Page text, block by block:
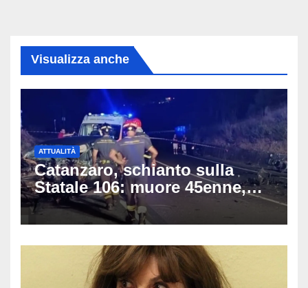
Visualizza anche
ATTUALITÀ
Catanzaro, schianto sulla
Statale 106: muore 45enne,
coinvolti un’auto, un suv e
una moto